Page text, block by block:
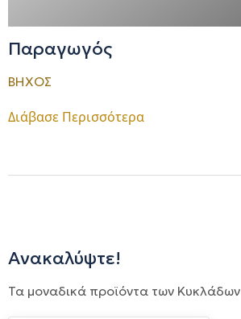
Παραγωγός
ΒΗΧΟΣ
Διάβασε Περισσότερα
Ανακαλύψτε!
Τα μοναδικά προϊόντα των Κυκλάδων